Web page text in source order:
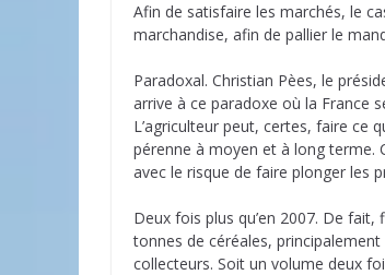
Afin de satisfaire les marchés, le
marchandise, afin de pallier le
Paradoxal. Christian Pèes, le
arrive à ce paradoxe où la France
L’agriculteur peut, certes, faire ce
pérenne à moyen et à long terme.
avec le risque de faire plonger les
Deux fois plus qu’en 2007. De
tonnes de céréales,
collecteurs. Soit un volume deux